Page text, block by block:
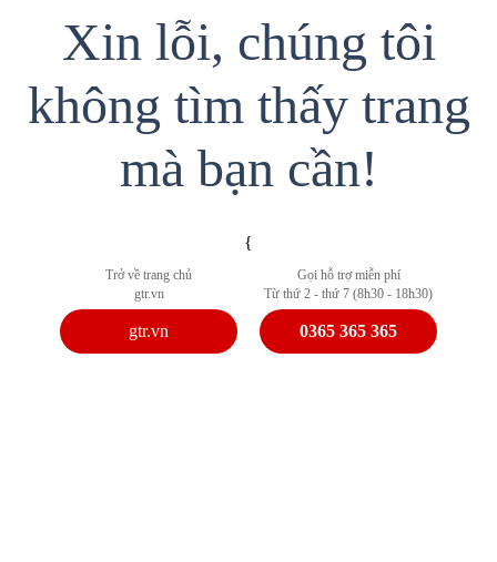
Xin lỗi, chúng tôi
không tìm thấy trang
mà bạn cần!
{
Trở về trang chủ
gtr.vn
gtr.vn
Gọi hỗ trợ miễn phí
Từ thứ 2 - thứ 7 (8h30 - 18h30)
0365 365 365